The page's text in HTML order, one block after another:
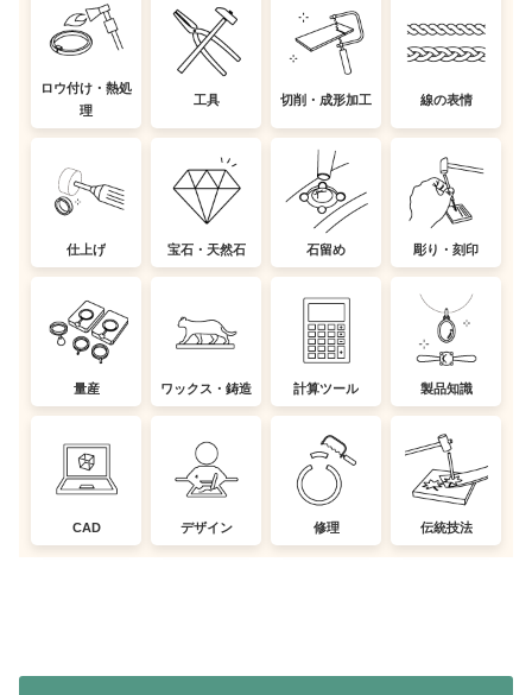
ロウ付け・熱処
理
工具 切削・成形加工 線の表情
仕上げ 宝石・天然石 石留め 彫り・刻印
量産 ワックス・鋳造 計算ツール 製品知識
CAD デザイン 修理 伝統技法